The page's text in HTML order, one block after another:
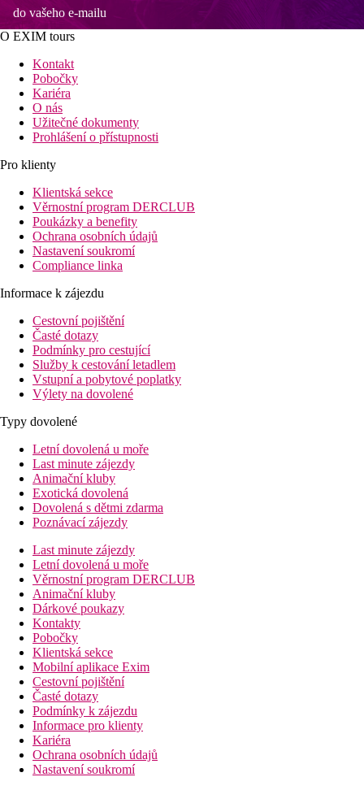
do vašeho e-mailu
O EXIM tours
Kontakt
Pobočky
Kariéra
O nás
Užitečné dokumenty
Prohlášení o přístupnosti
Pro klienty
Klientská sekce
Věrnostní program DERCLUB
Poukázky a benefity
Ochrana osobních údajů
Nastavení soukromí
Compliance linka
Informace k zájezdu
Cestovní pojištění
Časté dotazy
Podmínky pro cestující
Služby k cestování letadlem
Vstupní a pobytové poplatky
Výlety na dovolené
Typy dovolené
Letní dovolená u moře
Last minute zájezdy
Animační kluby
Exotická dovolená
Dovolená s dětmi zdarma
Poznávací zájezdy
Last minute zájezdy
Letní dovolená u moře
Věrnostní program DERCLUB
Animační kluby
Dárkové poukazy
Kontakty
Pobočky
Klientská sekce
Mobilní aplikace Exim
Cestovní pojištění
Časté dotazy
Podmínky k zájezdu
Informace pro klienty
Kariéra
Ochrana osobních údajů
Nastavení soukromí